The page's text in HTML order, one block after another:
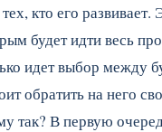
кто его развивает.
будет идти весь
идет выбор между
обратить на него
так? В первую